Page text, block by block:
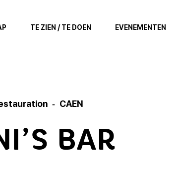
TE ZIEN / TE DOEN EVENEMENTEN
CAEN
BAR